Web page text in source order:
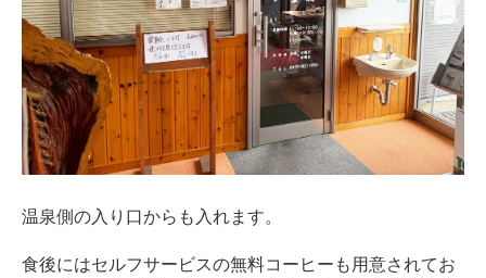
温泉側の入り口からも入れます。
食後にはセルフサービスの無料コーヒーも用意されてお